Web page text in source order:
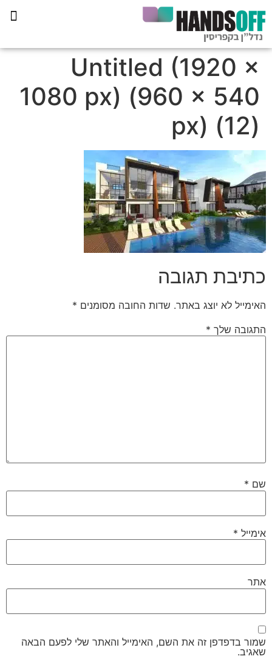
Untitled (1920 ×
1080 px) (960 × 540
px) (12)
כתיבת תגובה
האימייל לא יוצג באתר. שדות החובה מסומנים *
התגובה שלך *
שם *
אימייל *
אתר
שמור בדפדפן זה את השם, האימייל והאתר שלי לפעם הבאה
שאגיב.